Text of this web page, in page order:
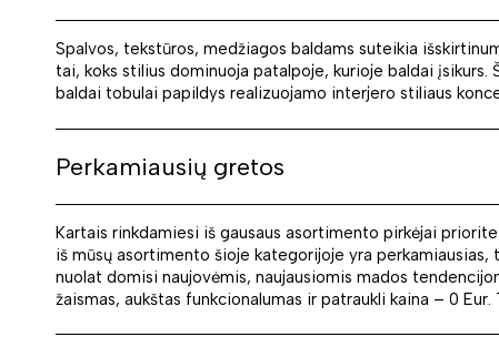
Spalvos, tekstūros, medžiagos baldams suteikia
tai, koks stilius dominuoja patalpoje, kurioje baldai
baldai tobulai papildys realizuojamo interjero stiliaus
Perkamiausių gretos
Kartais rinkdamiesi iš gausaus asortimento pirkėjai
iš mūsų asortimento šioje kategorijoje yra perkamiausias,
nuolat domisi naujovėmis, naujausiomis mados
žaismas, aukštas funkcionalumas ir patraukli kaina – 0